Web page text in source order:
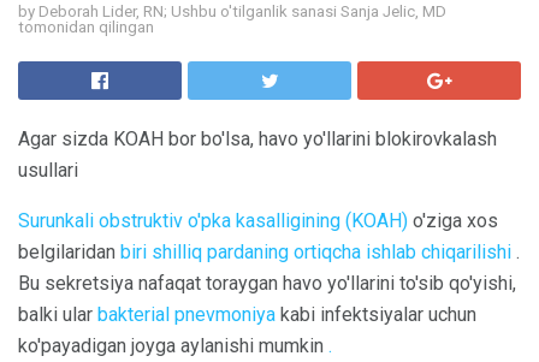
by Deborah Lider, RN; Ushbu o'tilganlik sanasi Sanja Jelic, MD
tomonidan qilingan
Agar sizda KOAH bor bo'lsa, havo yo'llarini blokirovkalash
usullari
Surunkali obstruktiv o'pka kasalligining (KOAH) o'ziga xos
belgilaridan biri shilliq pardaning ortiqcha ishlab chiqarilishi .
Bu sekretsiya nafaqat toraygan havo yo'llarini to'sib qo'yishi,
balki ular bakterial pnevmoniya kabi infektsiyalar uchun
ko'payadigan joyga aylanishi mumkin .